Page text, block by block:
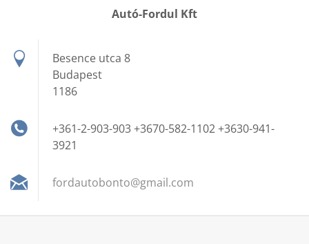
Autó-Fordul Kft
Besence utca 8
Budapest
1186
+361-2-903-903 +3670-582-1102 +3630-941-
3921
fordautobonto@gmail.com